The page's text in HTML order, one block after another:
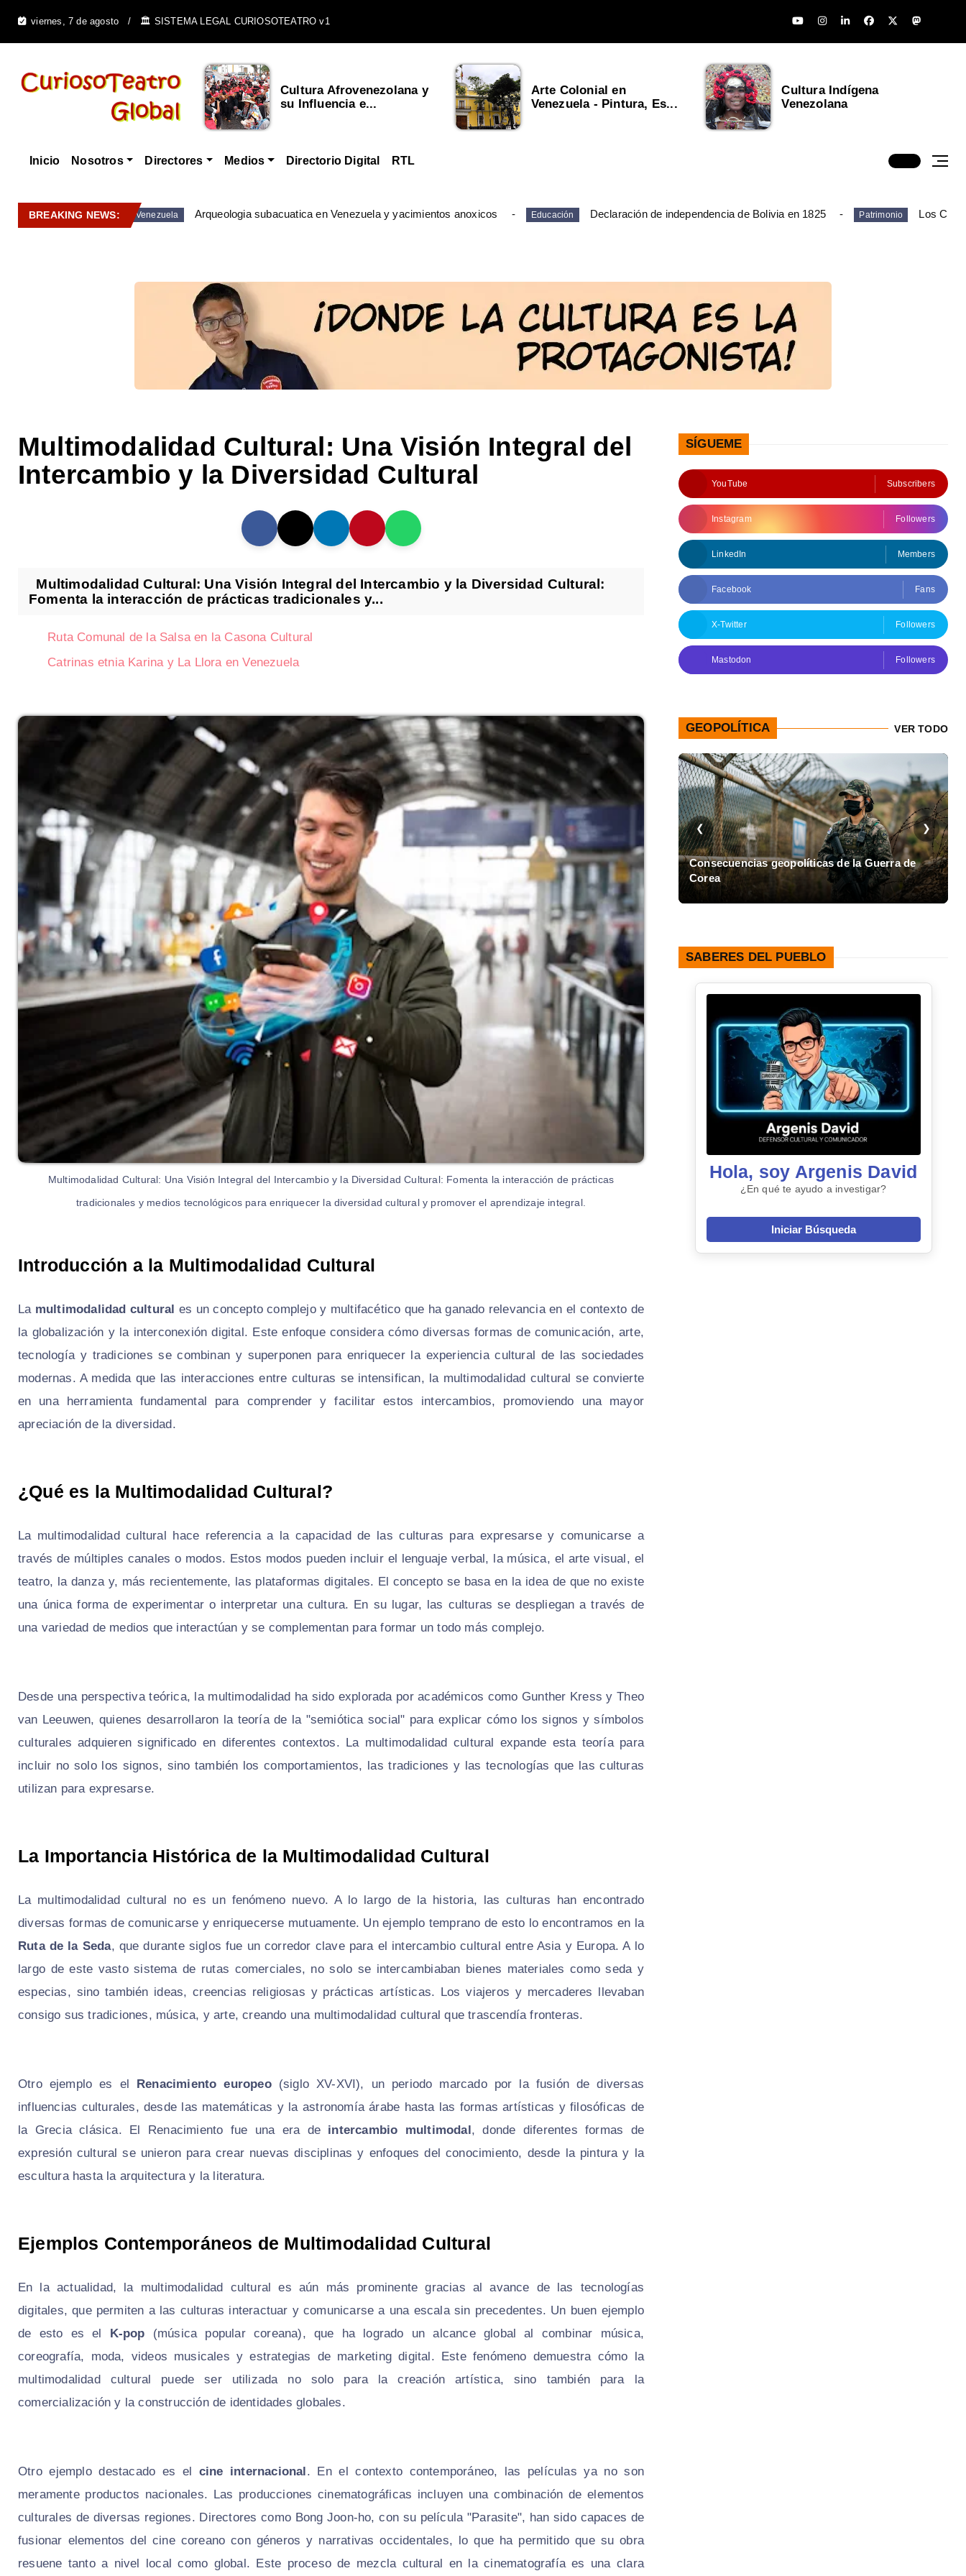
viernes, 7 de agosto 🏛️ SISTEMA LEGAL CURIOSOTEATRO v1
Cultura Afrovenezolana y
su Influencia e...
Arte Colonial en
Venezuela - Pintura, Es...
Cultura Indígena
Venezolana
Inicio Nosotros Directores Medios Directorio Digital RTL
BREAKING NEWS: Venezuela Arqueologia subacuatica en Venezuela y yacimientos anoxicos Educación Declaración de independencia de Bolivia en 1825 Patrimonio Los
Multimodalidad Cultural: Una Visión Integral del
Intercambio y la Diversidad Cultural
Multimodalidad Cultural: Una Visión Integral del Intercambio y la Diversidad Cultural:
Fomenta la interacción de prácticas tradicionales y...
Ruta Comunal de la Salsa en la Casona Cultural
Catrinas etnia Karina y La Llora en Venezuela
Multimodalidad Cultural: Una Visión Integral del Intercambio y la Diversidad Cultural: Fomenta la interacción de prácticas
tradicionales y medios tecnológicos para enriquecer la diversidad cultural y promover el aprendizaje integral.
Introducción a la Multimodalidad Cultural
La multimodalidad cultural es un concepto complejo y multifacético que ha ganado relevancia en el contexto de
la globalización y la interconexión digital. Este enfoque considera cómo diversas formas de comunicación, arte,
tecnología y tradiciones se combinan y superponen para enriquecer la experiencia cultural de las sociedades
modernas. A medida que las interacciones entre culturas se intensifican, la multimodalidad cultural se convierte
en una herramienta fundamental para comprender y facilitar estos intercambios, promoviendo una mayor
apreciación de la diversidad.
¿Qué es la Multimodalidad Cultural?
La multimodalidad cultural hace referencia a la capacidad de las culturas para expresarse y comunicarse a
través de múltiples canales o modos. Estos modos pueden incluir el lenguaje verbal, la música, el arte visual, el
teatro, la danza y, más recientemente, las plataformas digitales. El concepto se basa en la idea de que no existe
una única forma de experimentar o interpretar una cultura. En su lugar, las culturas se despliegan a través de
una variedad de medios que interactúan y se complementan para formar un todo más complejo.
Desde una perspectiva teórica, la multimodalidad ha sido explorada por académicos como Gunther Kress y Theo
van Leeuwen, quienes desarrollaron la teoría de la "semiótica social" para explicar cómo los signos y símbolos
culturales adquieren significado en diferentes contextos. La multimodalidad cultural expande esta teoría para
incluir no solo los signos, sino también los comportamientos, las tradiciones y las tecnologías que las culturas
utilizan para expresarse.
La Importancia Histórica de la Multimodalidad Cultural
La multimodalidad cultural no es un fenómeno nuevo. A lo largo de la historia, las culturas han encontrado
diversas formas de comunicarse y enriquecerse mutuamente. Un ejemplo temprano de esto lo encontramos en la
Ruta de la Seda, que durante siglos fue un corredor clave para el intercambio cultural entre Asia y Europa. A lo
largo de este vasto sistema de rutas comerciales, no solo se intercambiaban bienes materiales como seda y
especias, sino también ideas, creencias religiosas y prácticas artísticas. Los viajeros y mercaderes llevaban
consigo sus tradiciones, música, y arte, creando una multimodalidad cultural que trascendía fronteras.
Otro ejemplo es el Renacimiento europeo(siglo XV-XVI), un periodo marcado por la fusión de diversas
influencias culturales, desde las matemáticas y la astronomía árabe hasta las formas artísticas y filosóficas de
la Grecia clásica. El Renacimiento fue una era de intercambio multimodal, donde diferentes formas de
expresión cultural se unieron para crear nuevas disciplinas y enfoques del conocimiento, desde la pintura y la
escultura hasta la arquitectura y la literatura.
Ejemplos Contemporáneos de Multimodalidad Cultural
En la actualidad, la multimodalidad cultural es aún más prominente gracias al avance de las tecnologías
digitales, que permiten a las culturas interactuar y comunicarse a una escala sin precedentes. Un buen ejemplo
de esto es el K-pop (música popular coreana), que ha logrado un alcance global al combinar música,
coreografía, moda, videos musicales y estrategias de marketing digital. Este fenómeno demuestra cómo la
multimodalidad cultural puede ser utilizada no solo para la creación artística, sino también para la
comercialización y la construcción de identidades globales.
Otro ejemplo destacado es el cine internacional. En el contexto contemporáneo, las películas ya no son
meramente productos nacionales. Las producciones cinematográficas incluyen una combinación de elementos
culturales de diversas regiones. Directores como Bong Joon-ho, con su película "Parasite", han sido capaces de
fusionar elementos del cine coreano con géneros y narrativas occidentales, lo que ha permitido que su obra
resuene tanto a nivel local como global. Este proceso de mezcla cultural en la cinematografía es una clara
SÍGUEME
YouTube Subscribers
Instagram Followers
LinkedIn Members
Facebook Fans
X-Twitter Followers
Mastodon Followers
GEOPOLÍTICA VER TODO
❮
Subasta de CITGO: Cronograma y Ofertas en
Delaware
Consecuencias geopolíticas de la Guerra de
Asalto al Cuartel Moncada en Cuba
❯
SABERES DEL PUEBLO
Hola, soy Argenis David
¿En qué te ayudo a investigar?
Iniciar Búsqueda